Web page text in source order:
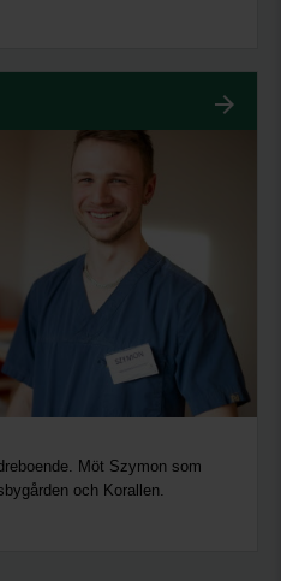
Möt Szymon som
och Korallen.